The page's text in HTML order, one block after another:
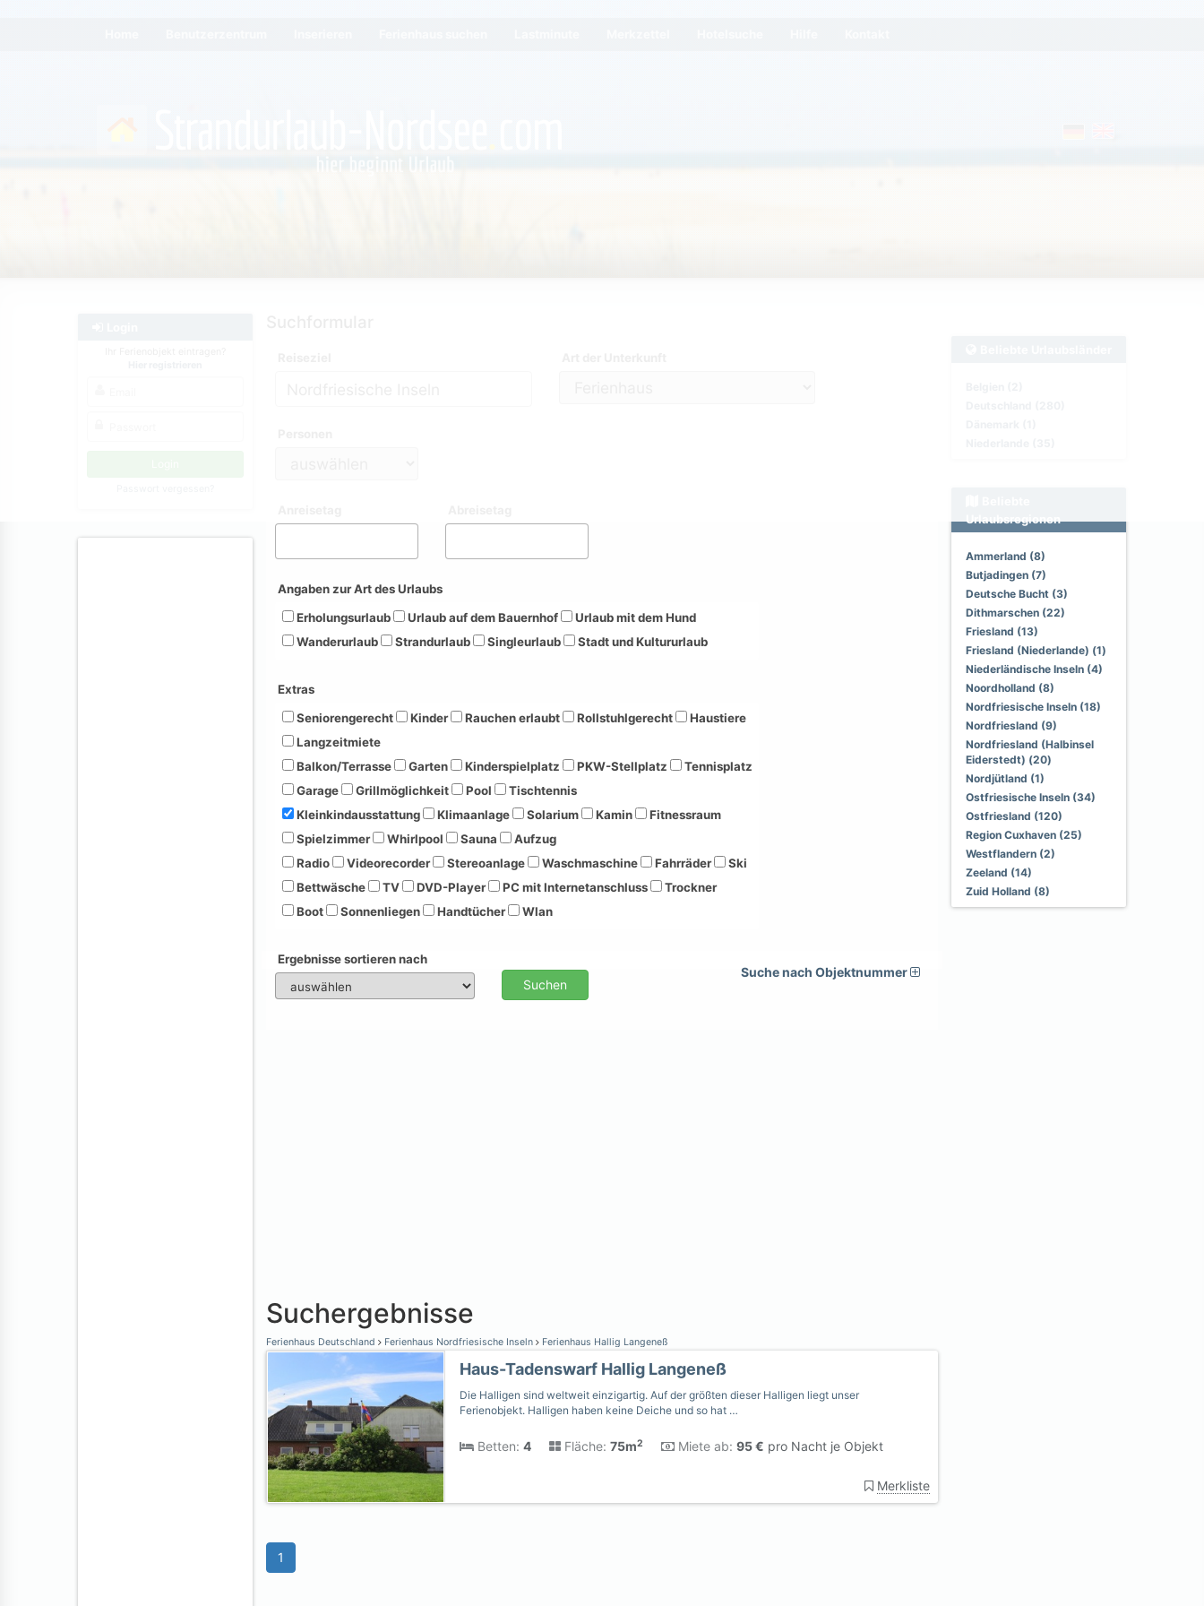
Angaben zur Art des Urlaubs
Erholungsurlaub
Urlaub auf dem Bauernhof
Urlaub mit dem Hund
Wanderurlaub
Strandurlaub Singleurlaub Stadt und Kultururlaub
Extras
Seniorengerecht
Kinder Rauchen erlaubt Rollstuhlgerecht
Haustiere
Langzeitmiete
Balkon/Terrasse
Garten Kinderspielplatz PKW-Stellplatz
Tennisplatz
Garage
Grillmöglichkeit Pool
Tischtennis
Kleinkindausstattung
Klimaanlage Solarium Kamin
Fitnessraum
Spielzimmer
Whirlpool Sauna
Aufzug
Radio
Videorecorder Stereoanlage Waschmaschine Fahrräder
Ski
Bettwäsche
TV DVD-Player PC mit Internetanschluss
Trockner
Boot
Sonnenliegen Handtücher Wlan
Ergebnisse sortieren nach
Suchen
Suche nach Objektnummer
Suchergebnisse
Ferienhaus Deutschland Ferienhaus Nordfriesische Inseln Ferienhaus Hallig Langeneß
Haus-Tadenswarf Hallig Langeneß
Die Halligen sind weltweit einzigartig. Auf der größten dieser Halligen liegt unser
Ferienobjekt. Halligen haben keine Deiche und so hat …
Betten: 4 Fläche: 75m2 Miete ab: 95 € pro Nacht je Objekt
Merkliste
1
Urlaubsregionen
Ammerland (8)
Butjadingen (7)
Deutsche Bucht (3)
Dithmarschen (22)
Friesland (13)
Friesland (Niederlande) (1)
Niederländische Inseln (4)
Noordholland (8)
Nordfriesische Inseln (18)
Nordfriesland (9)
Nordfriesland (Halbinsel
Eiderstedt) (20)
Nordjütland (1)
Ostfriesische Inseln (34)
Ostfriesland (120)
Region Cuxhaven (25)
Westflandern (2)
Zeeland (14)
Zuid Holland (8)